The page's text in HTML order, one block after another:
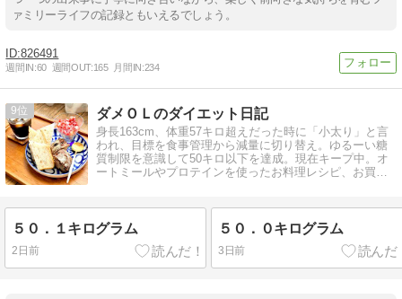
ァミリーライフの記録ともいえるでしょう。
826491
週間IN:60 週間OUT:165 月間IN:234
9 ダメＯＬのダイエット日記
身長163cm、体重57キロ超えだった時に「小太り」と言
われ、目標を食事管理から減量に切り替え。ゆるーい糖
質制限を意識して50キロ以下を達成。現在キープ中。オ
ートミールやプロテインを使ったお料理レシピ、お買物
５０．１キログラム
2日前
５０．０キログラム
3日前